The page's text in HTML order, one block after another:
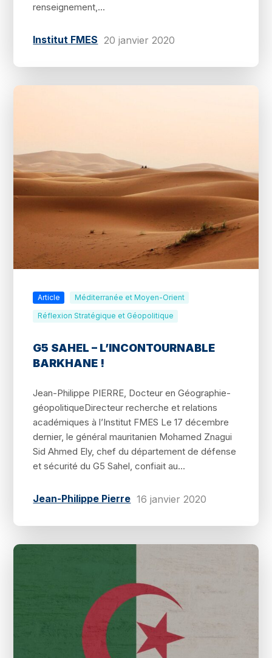
renseignement,...
Institut FMES 20 janvier 2020
Article Méditerranée et Moyen-Orient
Réflexion Stratégique et Géopolitique
G5 SAHEL – L’INCONTOURNABLE
BARKHANE !
Jean-Philippe PIERRE, Docteur en Géographie-
géopolitiqueDirecteur recherche et relations
académiques à l’Institut FMES Le 17 décembre
dernier, le général mauritanien Mohamed Znagui
Sid Ahmed Ely, chef du département de défense
et sécurité du G5 Sahel, confiait au...
Jean-Philippe Pierre 16 janvier 2020